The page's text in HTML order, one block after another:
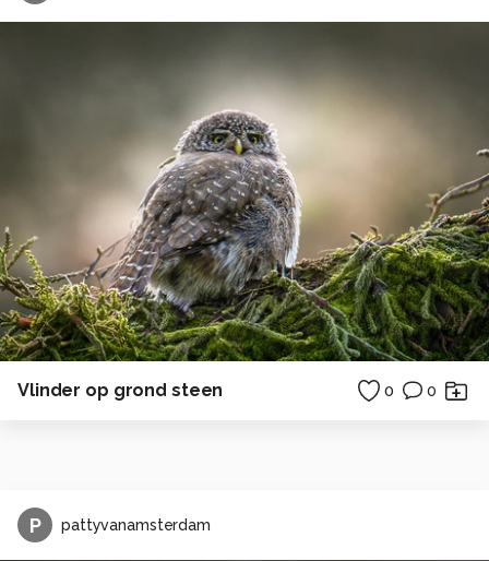
Vlinder op grond steen 0 0
P pattyvanamsterdam